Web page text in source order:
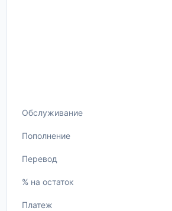
Обслуживание
Пополнение
Перевод
% на остаток
Платеж